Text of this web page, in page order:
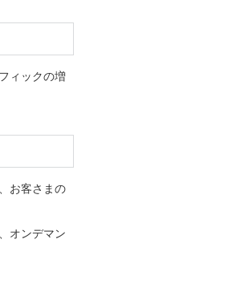
ィックの増
お客さまの
オンデマン